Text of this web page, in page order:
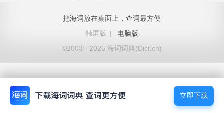
把海词放在桌面上，查词最方便
触屏版
|
电脑版
©2003 - 2026 海词词典(Dict.cn)
立即下载
立即下载